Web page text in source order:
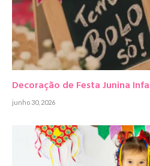
Decoração de Festa Junina
junho 30, 2026